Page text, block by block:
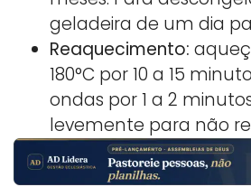
geladeira de um dia
Reaquecimento:
180°C por 10 a 15
ondas por 1 a 2
levemente para não